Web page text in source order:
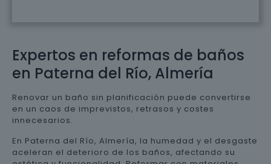
Expertos en reformas de baños
en Paterna del Río, Almería
Renovar un baño sin planificación puede convertirse
en un caos de imprevistos, retrasos y costes
innecesarios.
En Paterna del Río, Almería, la humedad y el desgaste
aceleran el deterioro de los baños, afectando su